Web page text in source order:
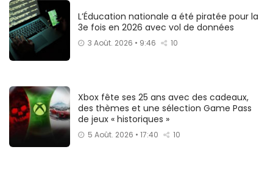
L’Éducation nationale a été piratée pour la
3e fois en 2026 avec vol de données
3 Août. 2026 • 9:46 10
Xbox fête ses 25 ans avec des cadeaux,
des thèmes et une sélection Game Pass
de jeux « historiques »
5 Août. 2026 • 17:40 10